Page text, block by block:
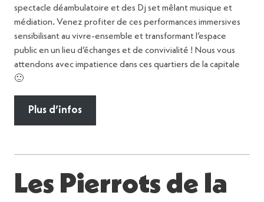
spectacle déambulatoire et des Dj set mêlant musique et
médiation. Venez profiter de ces performances immersives
sensibilisant au vivre-ensemble et transformant l’espace
public en un lieu d’échanges et de convivialité ! Nous vous
attendons avec impatience dans ces quartiers de la capitale
🙂
Plus d’infos
Les Pierrots de la